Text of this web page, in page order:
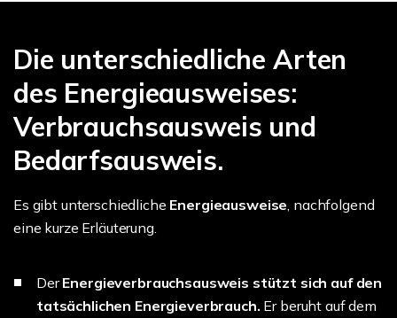
Die unterschiedliche Arten
des Energieausweises:
Verbrauchsausweis und
Bedarfsausweis.
Es gibt unterschiedliche Energieausweise, nachfolgend
eine kurze Erläuterung.
DerEnergieverbrauchsausweis stützt sich auf den
tatsächlichen Energieverbrauch. Er beruht auf dem